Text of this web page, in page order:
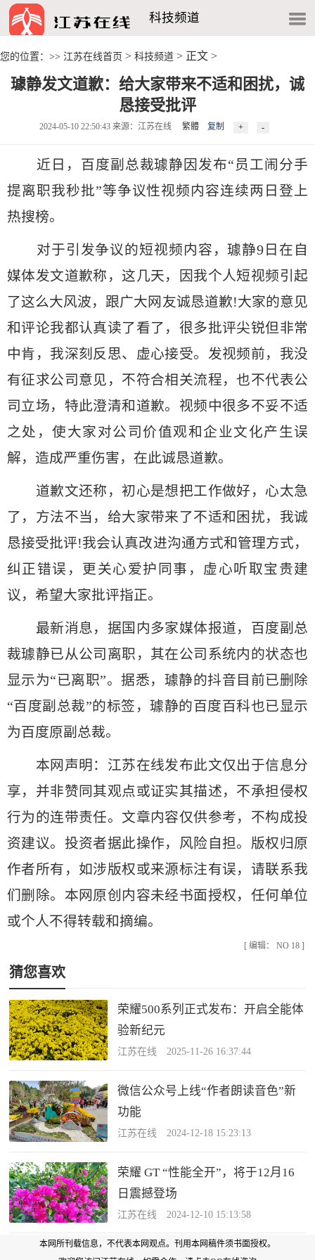
科技频道
您的位置：>> 江苏在线首页 > 科技频道 > 正文 >
璩静发文道歉：给大家带来不适和困扰，诚
恳接受批评
2024-05-10 22:50:43 来源：江苏在线 繁體 复制
近日，百度副总裁璩静因发布“员工闹分手
提离职我秒批”等争议性视频内容连续两日登上
热搜榜。
对于引发争议的短视频内容，璩静9日在自
媒体发文道歉称，这几天，因我个人短视频引起
了这么大风波，跟广大网友诚恳道歉!大家的意见
和评论我都认真读了看了，很多批评尖锐但非常
中肯，我深刻反思、虚心接受。发视频前，我没
有征求公司意见，不符合相关流程，也不代表公
司立场，特此澄清和道歉。视频中很多不妥不适
之处，使大家对公司价值观和企业文化产生误
解，造成严重伤害，在此诚恳道歉。
道歉文还称，初心是想把工作做好，心太急
了，方法不当，给大家带来了不适和困扰，我诚
恳接受批评!我会认真改进沟通方式和管理方式，
纠正错误，更关心爱护同事，虚心听取宝贵建
议，希望大家批评指正。
最新消息，据国内多家媒体报道，百度副总
裁璩静已从公司离职，其在公司系统内的状态也
显示为“已离职”。据悉，璩静的抖音目前已删除
“百度副总裁”的标签，璩静的百度百科也已显示
为百度原副总裁。
本网声明：江苏在线发布此文仅出于信息分
享，并非赞同其观点或证实其描述，不承担侵权
行为的连带责任。文章内容仅供参考，不构成投
资建议。投资者据此操作，风险自担。版权归原
作者所有，如涉版权或来源标注有误，请联系我
们删除。本网原创内容未经书面授权，任何单位
或个人不得转载和摘编。
[ 编辑： NO 18 ]
猜您喜欢
荣耀500系列正式发布：开启全能体
验新纪元
江苏在线 2025-11-26 16:37:44
微信公众号上线“作者朗读音色”新
功能
江苏在线 2024-12-18 15:23:13
荣耀 GT “性能全开”，将于12月16
日震撼登场
江苏在线 2024-12-10 15:13:58
本网所刊载信息，不代表本网观点。刊用本网稿件须书面授权。